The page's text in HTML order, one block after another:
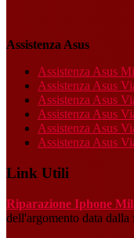
Assistenza Asus
Assistenza Asus
Assistenza Asus
Assistenza Asus
Assistenza Asus
Assistenza Asus
Assistenza Asus
Link Utili
Riparazione Iphone
dell'argomento data